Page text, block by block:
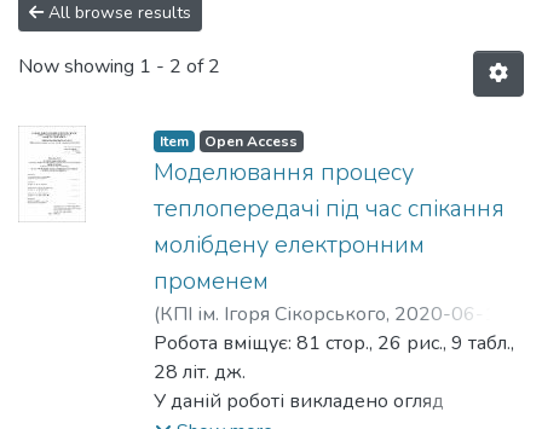
All browse results
Now showing 1 - 2 of 2
Item Open Access
Моделювання процесу
теплопередачі під час спікання
молібдену електронним
променем
(КПІ ім. Ігоря Сікорського, 2020-06-12
Андрієнко, Юлія Євгенівна ;Богомол,
Юрій Іванович
Робота вміщує: 81 стор., 26 рис., 9 табл.,
28 літ. дж.
У даній роботі викладено огляд